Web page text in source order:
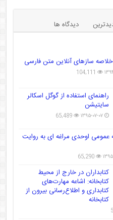
دیدگاه ها
سازهای آنلاین متن فارسی
۰۱ 104,111
راهنمای استفاده از گوگل اسکالر
سایتیشن
۱۳۹۵-۰۷-۰۷ 65,489
عمومی اوحدی مراغه ای به روایت
۱۹ 65,290
کتابداران در خارج از محیط
کتابخانه: اشاعه مهارت‌های
کتابداری و اطلاع‌رسانی بیرون از
کتابخانه